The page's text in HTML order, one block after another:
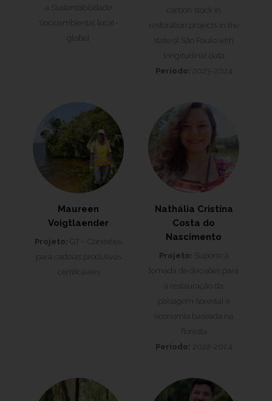
a Sustentabilidade
Socioambiental local-
global
carbon stock in
restoration projects in the
state of São Paulo with
longitudinal data
Período: 2023-2024
Maureen
Voigtlaender
Projeto: GT – Conexões
para cadeias produtivas
certificáveis
Nathália Cristina
Costa do
Nascimento
Projeto: Suporte à
tomada de decisões para
a restauração da
paisagem florestal e
economia baseada na
floresta
Período: 2022-2024